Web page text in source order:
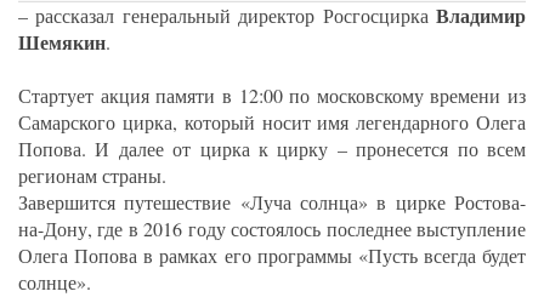
– рассказал генеральный директор Росгосцирка Владимир
Шемякин.
Стартует акция памяти в 12:00 по московскому времени из
Самарского цирка, который носит имя легендарного Олега
Попова. И далее от цирка к цирку – пронесется по всем
регионам страны.
Завершится путешествие «Луча солнца» в цирке Ростова-
на-Дону, где в 2016 году состоялось последнее выступление
Олега Попова в рамках его программы «Пусть всегда будет
солнце».